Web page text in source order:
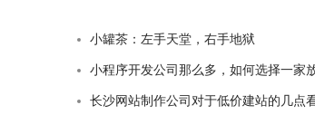
小罐茶：左手天堂，右手地狱
小程序开发公司那么多，如何选择一家
长沙网站制作公司对于低价建站的几点